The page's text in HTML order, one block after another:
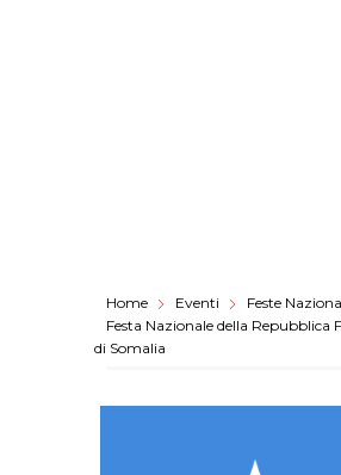
Home Eventi
Feste
Festa Nazionale della Repubblica
di Somalia